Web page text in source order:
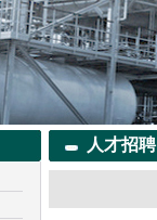
人才招聘